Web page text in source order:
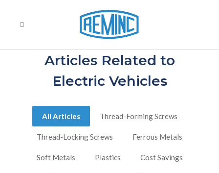
Articles Related to
Electric Vehicles
All Articles Thread-Forming Screws
Thread-Locking Screws Ferrous Metals
Soft Metals Plastics Cost Savings